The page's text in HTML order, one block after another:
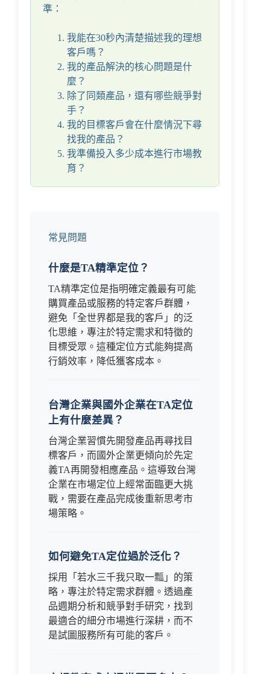
準：
我能在30秒內清楚描述我的理想
客戶嗎？
我的產品解決的核心問題是什
麼？
除了同類產品，還有哪些競爭對
手？
我的目標客戶會在什麼情況下尋
找我的產品？
我準備投入多少成本進行市場教
育？
常見問題
什麼是TA精準定位？
TA精準定位是指明確定義最有可能
購買產品或服務的特定客戶群體，
避免「全世界都是我的客戶」的泛
化思維，專注於特定需求和特徵的
目標受眾。這種定位方式能夠提高
行銷效率，降低獲客成本。
台灣企業與國外企業在TA定位
上有什麼差異？
台灣企業習慣先開發產品再尋找目
標客戶，而國外企業更傾向於先定
義TA再開發相應產品。這導致台灣
企業在市場定位上經常面臨更大挑
戰，需要在產品完成後重新思考市
場策略。
如何避免TA定位過於泛化？
採用「若水三千我只取一瓢」的策
略，專注於特定需求群體。透過產
品週期分析和競爭對手研究，找到
最適合的細分市場進行深耕，而不
是試圖服務所有可能的客戶。